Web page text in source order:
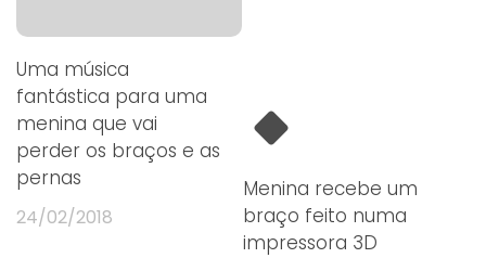
Uma música
fantástica para uma
menina que vai
perder os braços e as
pernas
24/02/2018
Menina recebe um
braço feito numa
impressora 3D